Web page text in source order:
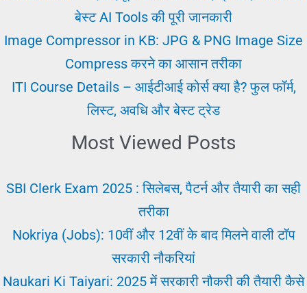
Work
Home
बेस्ट AI Tools की पूरी जानकारी
Image Compressor in KB: JPG & PNG Image Size
Compress करने का आसान तरीका
ITI Course Details – आईटीआई कोर्स क्या है? फुल फॉर्म,
लिस्ट, अवधि और बेस्ट ट्रेड
Most Viewed Posts
SBI Clerk Exam 2025 : सिलेबस, पैटर्न और तैयारी का सही
तरीका
Nokriya (Jobs): 10वीं और 12वीं के बाद मिलने वाली टॉप
सरकारी नौकरियां
Naukari Ki Taiyari: 2025 में सरकारी नौकरी की तैयारी कैसे